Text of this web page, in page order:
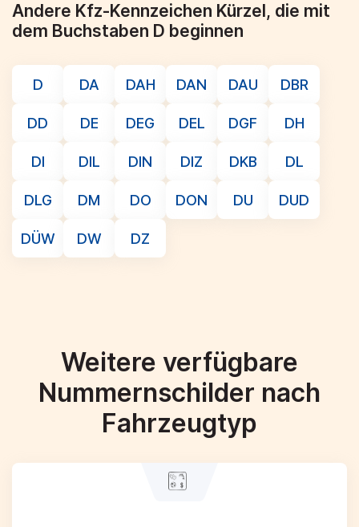
Andere Kfz-Kennzeichen Kürzel, die mit
dem Buchstaben D beginnen
D DA DAH DAN DAU DBR
DD DE DEG DEL DGF DH
DI DIL DIN DIZ DKB DL
DLG DM DO DON DU DUD
DÜW DW DZ
Weitere verfügbare
Nummernschilder nach
Fahrzeugtyp